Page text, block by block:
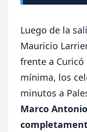
Luego de la
Mauricio
frente a
mínima, los
minutos a
Marco